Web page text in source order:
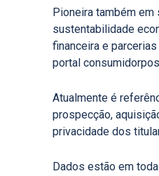
Pioneira também
sustentabilidade
financeira e
portal
Atualmente é
prospecção,
privacidade dos
Dados estão em